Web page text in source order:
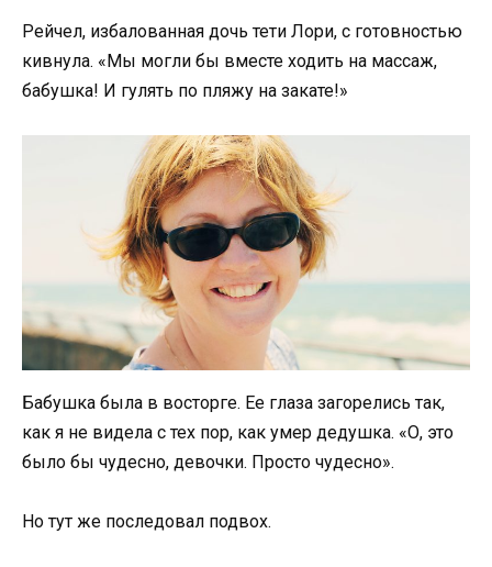
Рейчел, избалованная дочь тети Лори, с готовностью
кивнула. «Мы могли бы вместе ходить на массаж,
бабушка! И гулять по пляжу на закате!»
Бабушка была в восторге. Ее глаза загорелись так,
как я не видела с тех пор, как умер дедушка. «О, это
было бы чудесно, девочки. Просто чудесно».
Но тут же последовал подвох.